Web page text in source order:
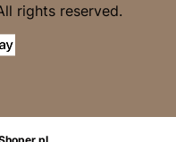
rights reserved.